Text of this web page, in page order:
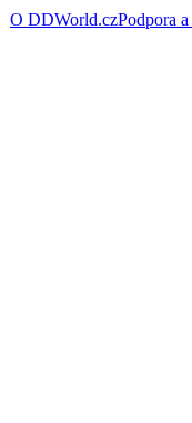
O DDWorld.czPodpora